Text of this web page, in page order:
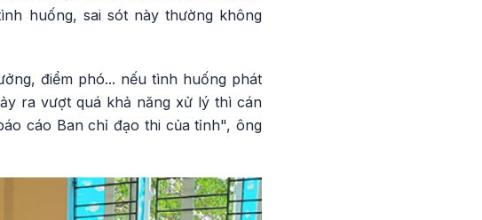
huống, sai sót này thường không
điểm phó... nếu tình huống phát
ra vượt quá khả năng xử lý thì cán
cáo Ban chỉ đạo thi của tỉnh", ông